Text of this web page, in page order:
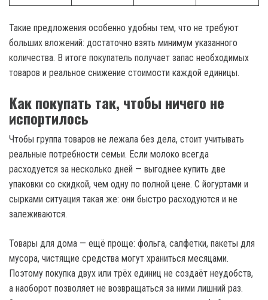
Такие предложения особенно удобны тем, что не требуют
больших вложений: достаточно взять минимум указанного
количества. В итоге покупатель получает запас необходимых
товаров и реальное снижение стоимости каждой единицы.
Как покупать так, чтобы ничего не
испортилось
Чтобы группа товаров не лежала без дела, стоит учитывать
реальные потребности семьи. Если молоко всегда
расходуется за несколько дней — выгоднее купить две
упаковки со скидкой, чем одну по полной цене. С йогуртами и
сырками ситуация такая же: они быстро расходуются и не
залеживаются.
Товары для дома — ещё проще: фольга, салфетки, пакеты для
мусора, чистящие средства могут храниться месяцами.
Поэтому покупка двух или трёх единиц не создаёт неудобств,
а наоборот позволяет не возвращаться за ними лишний раз.